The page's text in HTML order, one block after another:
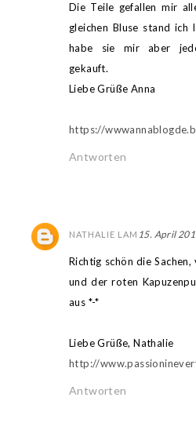
Die Teile gefallen mir
gleichen Bluse stand ich
habe sie mir aber
gekauft.
Liebe Grüße Anna
https://
Antworten
NATHALIE LAM 15. April
Richtig schön die
und der roten
aus *-*
Liebe Grüße, Nathalie
http://
Antworten